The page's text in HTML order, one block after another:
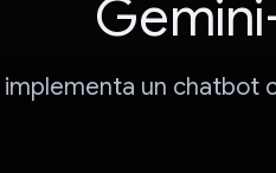
un chatbot